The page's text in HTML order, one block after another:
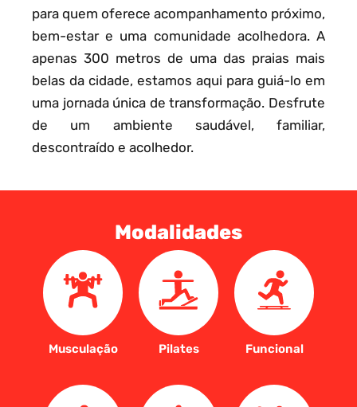
para quem oferece acompanhamento próximo,
bem-estar e uma comunidade acolhedora. A
apenas 300 metros de uma das praias mais
belas da cidade, estamos aqui para guiá-lo em
uma jornada única de transformação. Desfrute
de um ambiente saudável, familiar,
descontraído e acolhedor.
Modalidades
Musculação Pilates Funcional